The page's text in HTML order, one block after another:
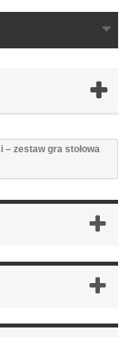
– zestaw gra stołowa